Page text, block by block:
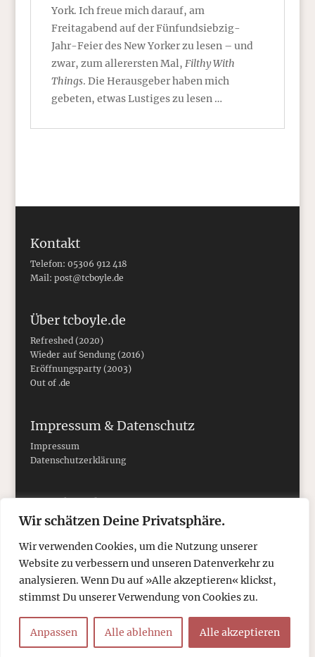
Wir schätzen Deine Privatsphäre.
Wir verwenden Cookies, um die Nutzung unserer
Website zu verbessern und unseren Datenverkehr zu
analysieren. Wenn Du auf »Alle akzeptieren« klickst,
stimmst Du unserer Verwendung von Cookies zu.
Anpassen Alle ablehnen Alle akzeptieren
York. Ich freue mich darauf, am
Freitagabend auf der Fünfundsiebzig-
Jahr-Feier des New Yorker zu lesen – und
zwar, zum allerersten Mal, Filthy With
Things. Die Herausgeber haben mich
gebeten, etwas Lustiges zu lesen …
Kontakt
Telefon: 05306 912 418
Mail: post@tcboyle.de
Über tcboyle.de
Refreshed (2020)
Wieder auf Sendung (2016)
Eröffnungsparty (2003)
Out of .de
Impressum & Datenschutz
Impressum
Datenschutzerklärung
Social Media